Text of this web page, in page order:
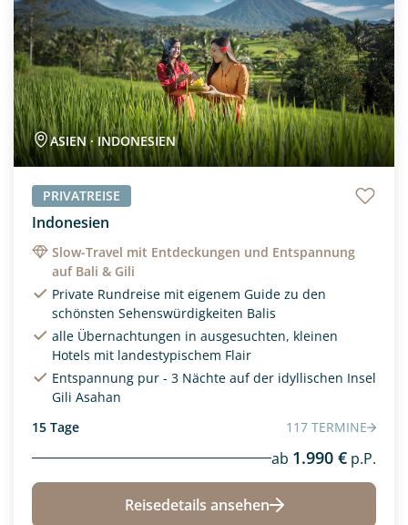
ASIEN · INDONESIEN
PRIVATREISE
Indonesien
Slow-Travel mit Entdeckungen und Entspannung
auf Bali & Gili
Private Rundreise mit eigenem Guide zu den
schönsten Sehenswürdigkeiten Balis
alle Übernachtungen in ausgesuchten, kleinen
Hotels mit landestypischem Flair
Entspannung pur - 3 Nächte auf der idyllischen Insel
Gili Asahan
15 Tage
117 TERMINE
ab 1.990 € p.P.
Reisedetails ansehen